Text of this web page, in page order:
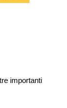
importanti